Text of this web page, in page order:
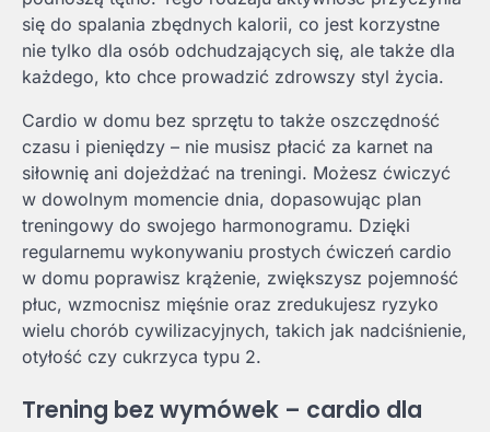
się do spalania zbędnych kalorii, co jest korzystne
nie tylko dla osób odchudzających się, ale także dla
każdego, kto chce prowadzić zdrowszy styl życia.
Cardio w domu bez sprzętu to także oszczędność
czasu i pieniędzy – nie musisz płacić za karnet na
siłownię ani dojeżdżać na treningi. Możesz ćwiczyć
w dowolnym momencie dnia, dopasowując plan
treningowy do swojego harmonogramu. Dzięki
regularnemu wykonywaniu prostych ćwiczeń cardio
w domu poprawisz krążenie, zwiększysz pojemność
płuc, wzmocnisz mięśnie oraz zredukujesz ryzyko
wielu chorób cywilizacyjnych, takich jak nadciśnienie,
otyłość czy cukrzyca typu 2.
Trening bez wymówek – cardio dla